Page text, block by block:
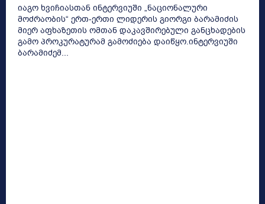
იაგო ხვიჩიასთან ინტერვიუში „ნაციონალური
მოძრაობის“ ერთ-ერთი ლიდერის გიორგი ბარამიძის
მიერ აფხაზეთის ომთან დაკავშირებული განცხადების
გამო პროკურატურამ გამოძიება დაიწყო.ინტერვიუში
ბარამიძემ...